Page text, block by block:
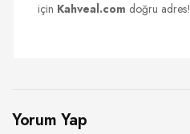
için Kahveal.com doğru adres!
Yorum Yap